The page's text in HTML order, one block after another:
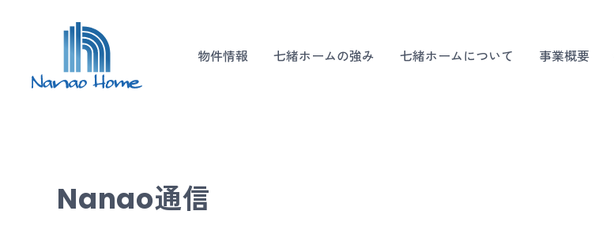
物件情報 七緒ホームの強み 七緒ホームについて 事業概要
Nanao通信